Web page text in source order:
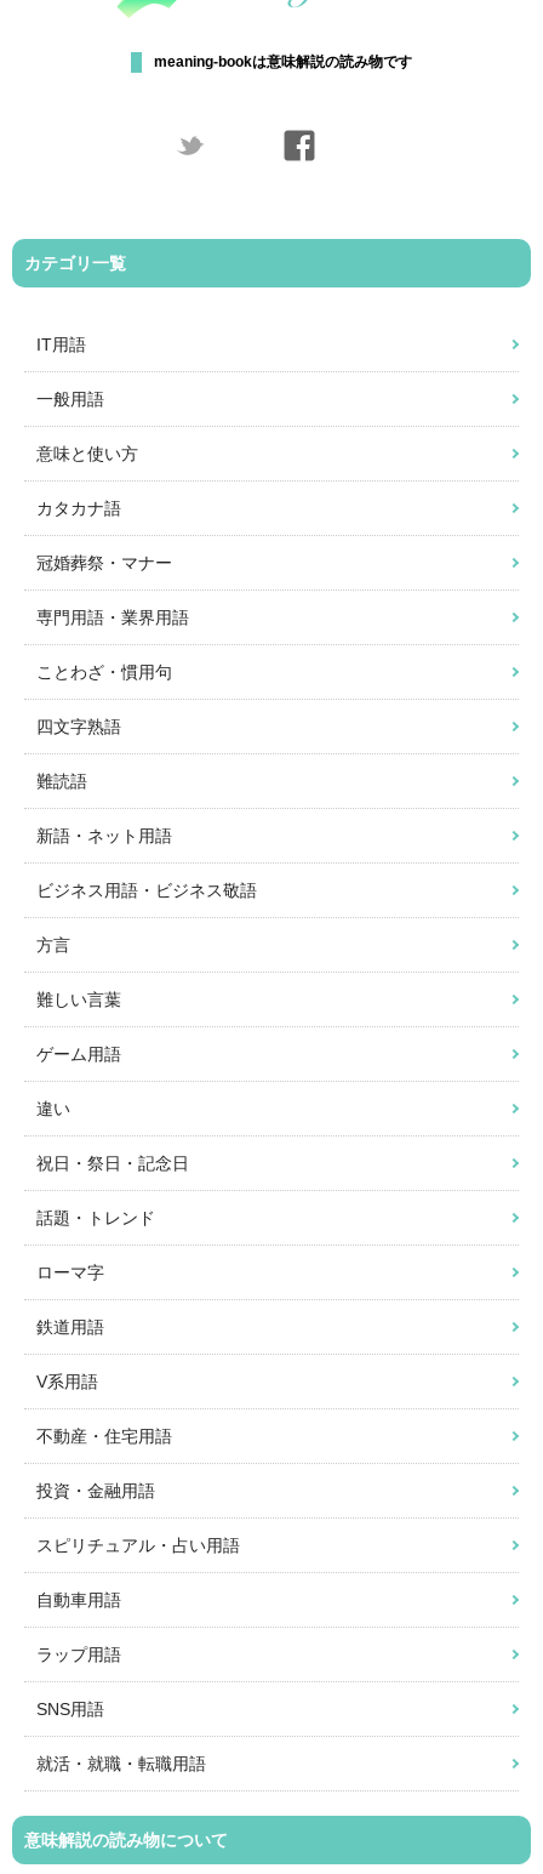
meaning-bookは意味解説の読み物です
カテゴリ一覧
IT用語
一般用語
意味と使い方
カタカナ語
冠婚葬祭・マナー
専門用語・業界用語
ことわざ・慣用句
四文字熟語
難読語
新語・ネット用語
ビジネス用語・ビジネス敬語
方言
難しい言葉
ゲーム用語
違い
祝日・祭日・記念日
話題・トレンド
ローマ字
鉄道用語
V系用語
不動産・住宅用語
投資・金融用語
スピリチュアル・占い用語
自動車用語
ラップ用語
SNS用語
就活・就職・転職用語
意味解説の読み物について